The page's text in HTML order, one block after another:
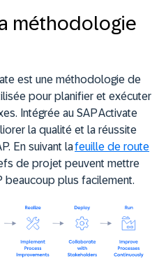
méthodologie
est une méthodologie de
pour planifier et exécuter
Intégrée au SAP Activate
la qualité et la réussite
En suivant lafeuille de route
de projet peuvent mettre
plus facilement.